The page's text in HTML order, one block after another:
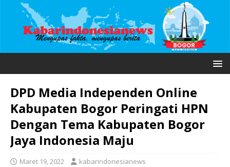
DPD Media Independen Online
Kabupaten Bogor Peringati HPN
Dengan Tema Kabupaten Bogor
Jaya Indonesia Maju
Maret 19, 2022 kabarindonesianews